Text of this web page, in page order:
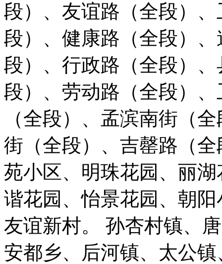
段）、友谊路（全段）
段）、健康路（全段）
段）、行政路（全段）
段）、劳动路（全段）
（全段）、孟滨南街（
街（全段）、吉罄路（
苑小区、明珠花园、丽
谐花园、怡景花园、朝
友谊新村。 孙杏村镇、
安都乡、后河镇、太公